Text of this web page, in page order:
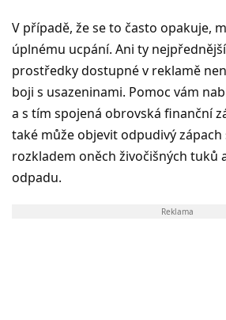
V případě, že se to často opakuje,
úplnému ucpání. Ani ty
prostředky dostupné v reklamě
boji s usazeninami. Pomoc vám
a s tím spojená obrovská finanční
také může objevit odpudivý zápach
rozkladem oněch živočišných tuků
odpadu.
Reklama